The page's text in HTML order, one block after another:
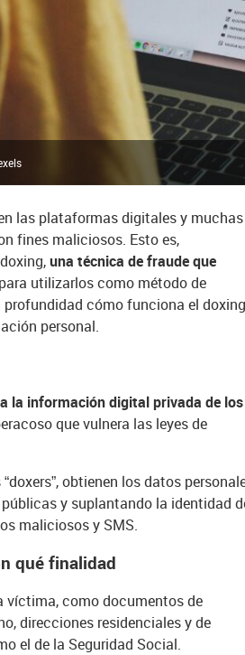
las plataformas digitales y muchas
fines maliciosos. Esto es,
una técnica de fraude que
para utilizarlos como método de
cómo funciona el
personal.
la información digital privada de los
que vulnera las leyes de
obtienen los datos
y suplantando la identidad
maliciosos y SMS.
qué finalidad
víctima, como documentos de
direcciones residenciales y de
el de la Seguridad Social.